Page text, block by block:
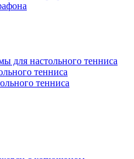
для настольного тенниса
тенниса
тенниса